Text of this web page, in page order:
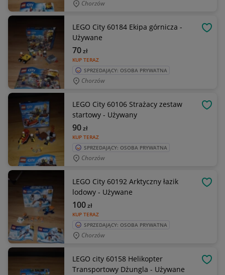
Chorzów
LEGO City 60184 Ekipa górnicza -
Używane
KUP TERAZ
70zł
SPRZEDAJĄCY: OSOBA PRYWATNA
Chorzów
LEGO City 60106 Strażacy zestaw
startowy - Używany
KUP TERAZ
90zł
SPRZEDAJĄCY: OSOBA PRYWATNA
Chorzów
LEGO City 60192 Arktyczny łazik
lodowy - Używane
KUP TERAZ
100zł
SPRZEDAJĄCY: OSOBA PRYWATNA
Chorzów
LEGO city 60158 Helikopter
Transportowy Dżungla - Używane